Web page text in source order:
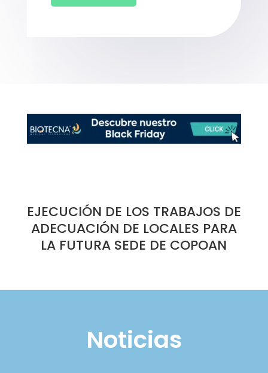
EJECUCIÓN DE LOS TRABAJOS DE
ADECUACIÓN DE LOCALES PARA
LA FUTURA SEDE DE COPOAN
Noticias